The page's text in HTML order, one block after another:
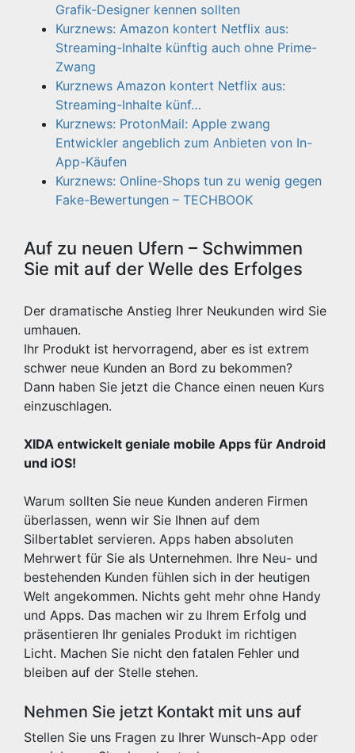
Grafik-Designer kennen sollten
Kurznews: Amazon kontert Netflix aus:
Streaming-Inhalte künftig auch ohne Prime-
Zwang
Kurznews Amazon kontert Netflix aus:
Streaming-Inhalte künf…
Kurznews: ProtonMail: Apple zwang
Entwickler angeblich zum Anbieten von In-
App-Käufen
Kurznews: Online-Shops tun zu wenig gegen
Fake-Bewertungen – TECHBOOK
Auf zu neuen Ufern – Schwimmen
Sie mit auf der Welle des Erfolges
Der dramatische Anstieg Ihrer Neukunden wird Sie
umhauen.
Ihr Produkt ist hervorragend, aber es ist extrem
schwer neue Kunden an Bord zu bekommen?
Dann haben Sie jetzt die Chance einen neuen Kurs
einzuschlagen.
XIDA entwickelt geniale mobile Apps für Android
und iOS!
Warum sollten Sie neue Kunden anderen Firmen
überlassen, wenn wir Sie Ihnen auf dem
Silbertablet servieren. Apps haben absoluten
Mehrwert für Sie als Unternehmen. Ihre Neu- und
bestehenden Kunden fühlen sich in der heutigen
Welt angekommen. Nichts geht mehr ohne Handy
und Apps. Das machen wir zu Ihrem Erfolg und
präsentieren Ihr geniales Produkt im richtigen
Licht. Machen Sie nicht den fatalen Fehler und
bleiben auf der Stelle stehen.
Nehmen Sie jetzt Kontakt mit uns auf
Stellen Sie uns Fragen zu Ihrer Wunsch-App oder